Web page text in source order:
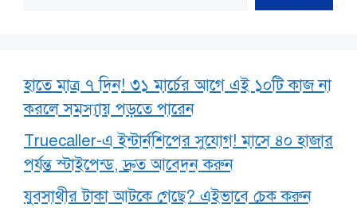
হাতে মাত্র ৭ দিন! ৩১ মার্চের আগে এই ১০টি কাজ না
করলে সমস্যায় পড়তে পারেন
Truecaller-এ ইন্টার্নশিপের সুযোগ! মাসে ৪০ হাজার
পর্যন্ত স্টাইপেন্ড, দ্রুত আবেদন করুন
যুবসাথীর টাকা আটকে গেছে? এইভাবে চেক করুন